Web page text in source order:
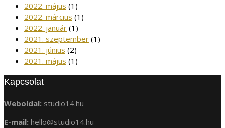
2022. május (1)
2022. március (1)
2022. január (1)
2021. szeptember (1)
2021. június (2)
2021. május (1)
Kapcsolat
Weboldal: studio14.hu
E-mail: hello@studio14.hu